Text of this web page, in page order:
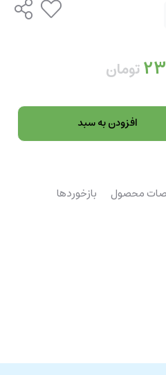
تومان
افزودن به سبد
محصول بازخوردها